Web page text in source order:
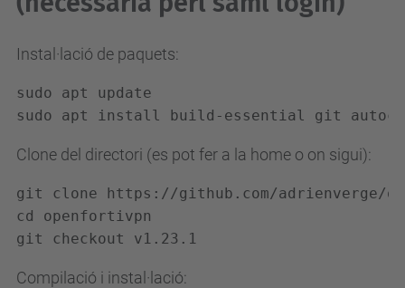
Instal·lació de paquets:
sudo apt update
sudo apt install build-essential git
Clone del directori (es pot fer a la home o on sigui):
git clone https://github.com/adrienverge/
cd openfortivpn
git checkout v1.23.1
Compilació i instal·lació: